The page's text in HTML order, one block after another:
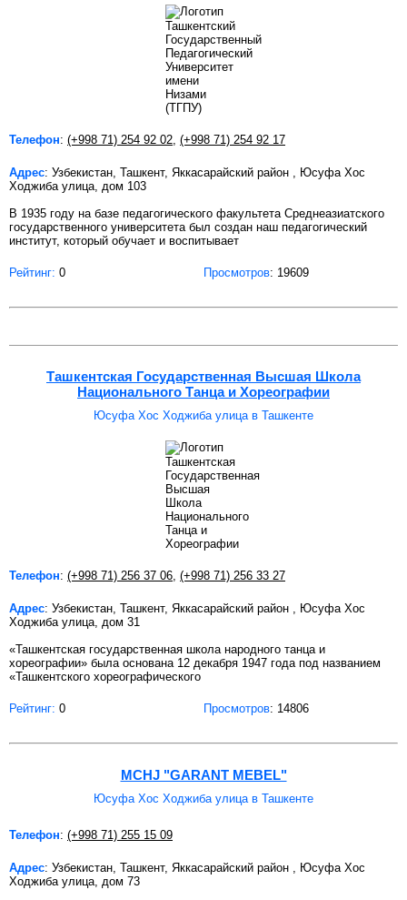
Телефон: (+998 71) 254 92 02 (+998 71) 254 92 17
Адрес: Узбекистан, Ташкент, Яккасарайский район , Юсуфа Хос
Ходжиба улица, дом 103
В 1935 году на базе педагогического факультета Среднеазиатского
государственного университета был создан наш педагогический
институт, который обучает и воспитывает
Рейтинг: 0 Просмотров: 19609
Ташкентская Государственная Высшая Школа
Национального Танца и Хореографии
Юсуфа Хос Ходжиба улица в Ташкенте
Телефон: (+998 71) 256 37 06 (+998 71) 256 33 27
Адрес: Узбекистан, Ташкент, Яккасарайский район , Юсуфа Хос
Ходжиба улица, дом 31
«Ташкентская государственная школа народного танца и
хореографии» была основана 12 декабря 1947 года под названием
«Ташкентского хореографического
Рейтинг: 0 Просмотров: 14806
MCHJ "GARANT MEBEL"
Юсуфа Хос Ходжиба улица в Ташкенте
Телефон: (+998 71) 255 15 09
Адрес: Узбекистан, Ташкент, Яккасарайский район , Юсуфа Хос
Ходжиба улица, дом 73